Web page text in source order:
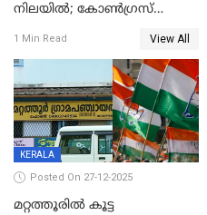
നിലയില്‍; കോണ്‍ഗ്രസ്
മാനസികപീഡനമെന്ന് കുറിപ്പ്
1 Min Read View All
KERALA
Posted On 27-12-2025
മറ്റത്തൂരിൽ കൂട്ട